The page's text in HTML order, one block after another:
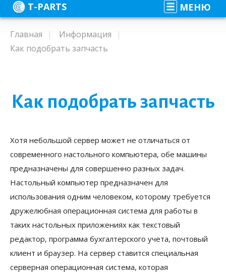
T-PARTS МЕНЮ
Главная
Информация
Как подобрать запчасть
Как подобрать запчасть
Хотя небольшой сервер может не отличаться от
современного настольного компьютера, обе машины
предназначены для совершенно разных задач.
Настольный компьютер предназначен для
использования одним человеком, которому требуется
дружелюбная операционная система для работы в
таких настольных приложениях как текстовый
редактор, программа бухгалтерского учета, почтовый
клиент и браузер. На сервер ставится специальная
серверная операционная система, которая